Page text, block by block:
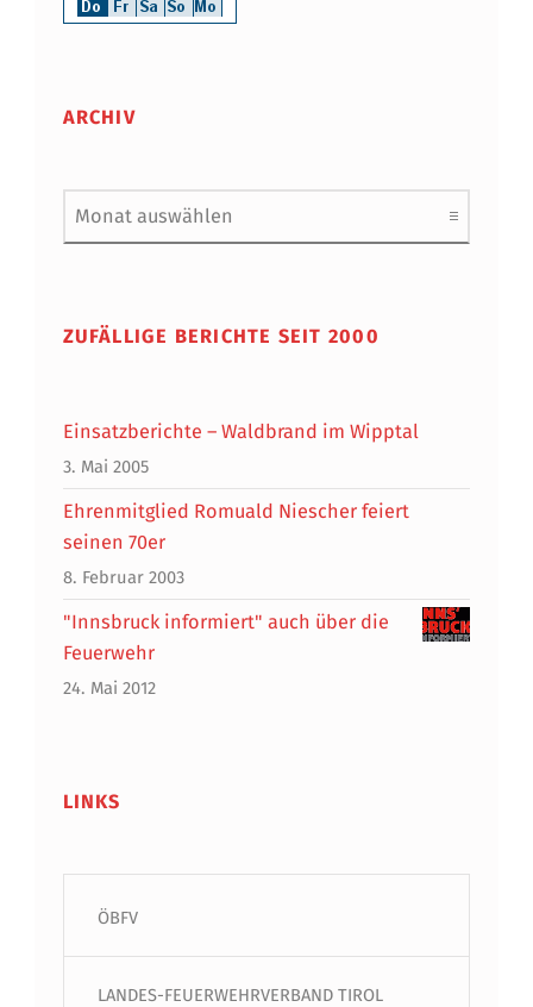
ARCHIV
Archiv
ZUFÄLLIGE BERICHTE SEIT 2000
Einsatzberichte – Waldbrand im Wipptal
3. Mai 2005
Ehrenmitglied Romuald Niescher feiert
seinen 70er
8. Februar 2003
"Innsbruck informiert" auch über die
Feuerwehr
24. Mai 2012
LINKS
ÖBFV
LANDES-FEUERWEHRVERBAND TIROL